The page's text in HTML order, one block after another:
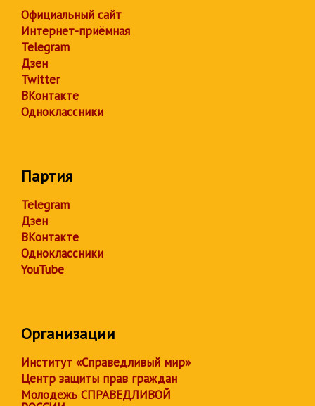
Официальный сайт
Интернет-приёмная
Telegram
Дзен
Twitter
ВКонтакте
Одноклассники
Партия
Telegram
Дзен
ВКонтакте
Одноклассники
YouTube
Организации
Институт «Справедливый мир»
Центр защиты прав граждан
Молодежь СПРАВЕДЛИВОЙ